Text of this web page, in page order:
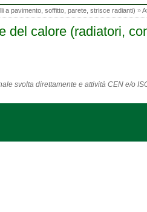
a pavimento, soffitto, parete, strisce radianti) »
del calore (radiatori,
svolta direttamente e attività CEN e/o